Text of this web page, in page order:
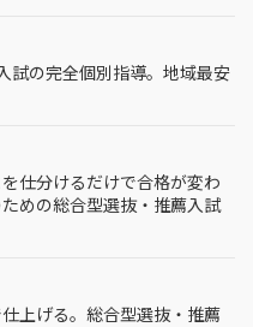
試の完全個別指導。地域最安
仕分けるだけで合格が変わ
めの総合型選抜・推薦入試
上げる。総合型選抜・推薦